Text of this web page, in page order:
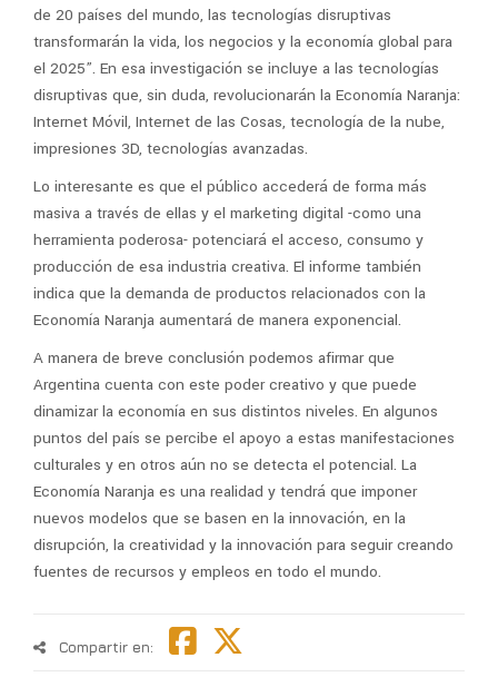
de 20 países del mundo, las tecnologías disruptivas
transformarán la vida, los negocios y la economía global para
el 2025”. En esa investigación se incluye a las tecnologías
disruptivas que, sin duda, revolucionarán la Economía Naranja:
Internet Móvil, Internet de las Cosas, tecnología de la nube,
impresiones 3D, tecnologías avanzadas.
Lo interesante es que el público accederá de forma más
masiva a través de ellas y el marketing digital -como una
herramienta poderosa- potenciará el acceso, consumo y
producción de esa industria creativa. El informe también
indica que la demanda de productos relacionados con la
Economía Naranja aumentará de manera exponencial.
A manera de breve conclusión podemos afirmar que
Argentina cuenta con este poder creativo y que puede
dinamizar la economía en sus distintos niveles. En algunos
puntos del país se percibe el apoyo a estas manifestaciones
culturales y en otros aún no se detecta el potencial. La
Economía Naranja es una realidad y tendrá que imponer
nuevos modelos que se basen en la innovación, en la
disrupción, la creatividad y la innovación para seguir creando
fuentes de recursos y empleos en todo el mundo.
Compartir en: